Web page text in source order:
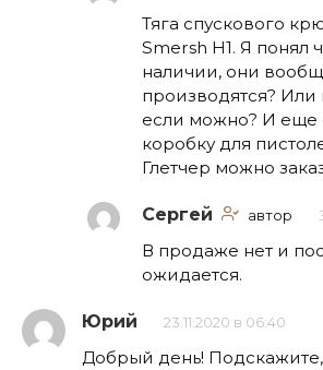
Тяга спускового
Smersh H1. Я понял
наличии, они
производятся? Или
если можно? И еще
коробку для
Глетчер можно
Сергей автор
В продаже нет и
ожидается.
Юрий 23.11.2020 в 06:40
Добрый день!